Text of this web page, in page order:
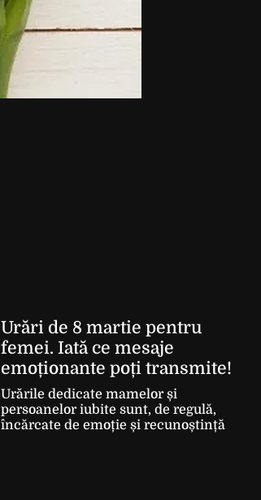
Urări de 8 martie pentru
femei. Iată ce mesaje
emoționante poți transmite!
Urările dedicate mamelor și
persoanelor iubite sunt, de regulă,
încărcate de emoție și recunoștință